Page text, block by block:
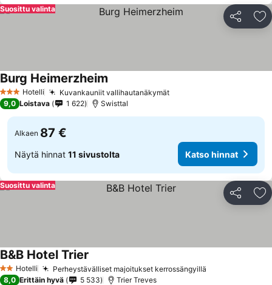
Jaa
Suosittu valinta
3 Tähtiluokitus
Hotelli Kuvankauniit vallihautanäkymätKatso hinnat
Burg Heimerzheim
9,0 Loistava 1 622 Swisttal
Alkaen 87 €
Näytä hinnat 11 sivustolta Katso hinnat
Jaa
Suosittu valinta
2 Tähtiluokitus
Hotelli Perheystävälliset majoitukset kerrossängyillä
B&B Hotel Trier
8,0 Erittäin hyvä 5 533 Trier Treves